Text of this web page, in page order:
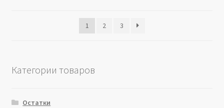
1 2 3
Категории товаров
Остатки